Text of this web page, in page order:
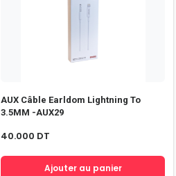
AUX Câble Earldom Lightning To
3.5MM -AUX29
40.000 DT
Ajouter au panier